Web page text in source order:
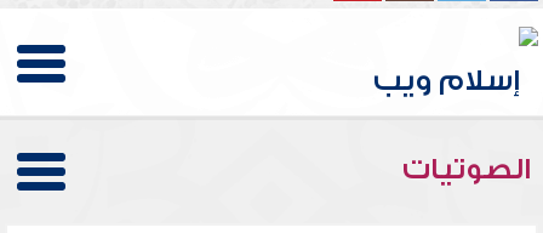
الصوتيات